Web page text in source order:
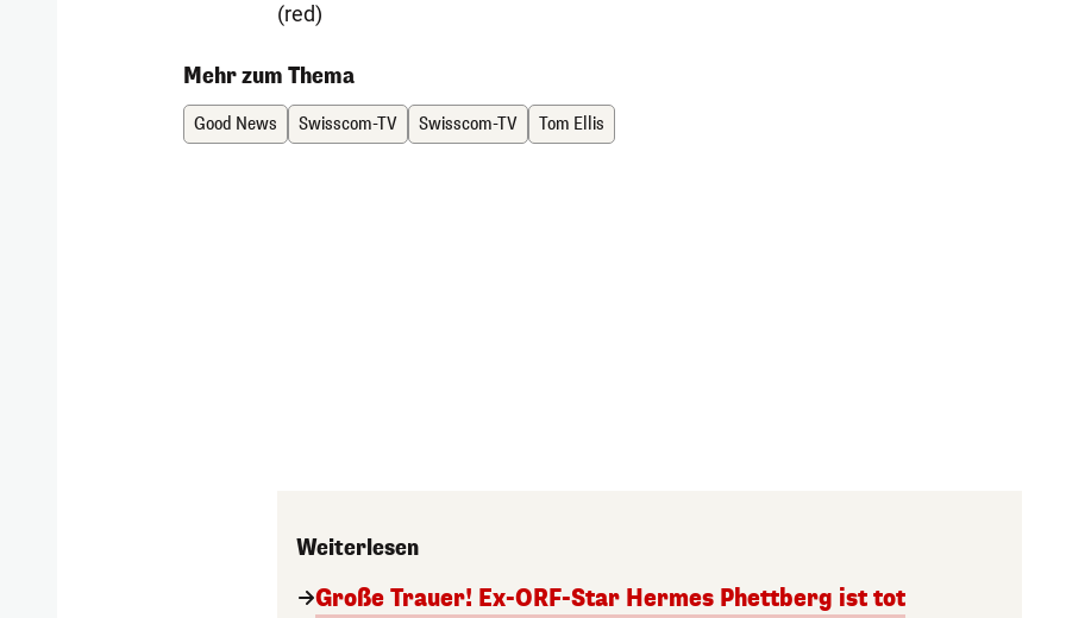
(red)
Mehr zum Thema
Good News Swisscom-TV Swisscom-TV Tom Ellis
Weiterlesen
Große Trauer! Ex-ORF-Star Hermes Phettberg ist tot